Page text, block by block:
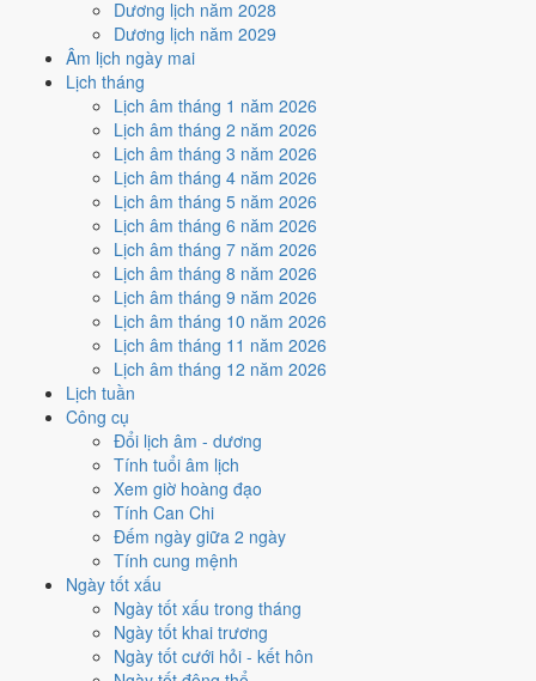
Dương lịch năm 2028
Dương lịch năm 2029
Âm lịch ngày mai
Lịch tháng
Lịch âm tháng 1 năm 2026
Lịch âm tháng 2 năm 2026
Lịch âm tháng 3 năm 2026
Lịch âm tháng 4 năm 2026
Lịch âm tháng 5 năm 2026
Lịch âm tháng 6 năm 2026
Lịch âm tháng 7 năm 2026
Lịch âm tháng 8 năm 2026
Lịch âm tháng 9 năm 2026
Lịch âm tháng 10 năm 2026
Lịch âm tháng 11 năm 2026
Lịch âm tháng 12 năm 2026
Lịch tuần
Công cụ
Đổi lịch âm - dương
Tính tuổi âm lịch
Xem giờ hoàng đạo
Tính Can Chi
Đếm ngày giữa 2 ngày
Tính cung mệnh
Ngày tốt xấu
Ngày tốt xấu trong tháng
Ngày tốt khai trương
Ngày tốt cưới hỏi - kết hôn
Động thổ - khởi công hôm nay ở
Trực Thành và Ngày Hoàng Đạo
Cách tính ngày tốt
Nhập trạch - vào nhà mới
Rất tốt
Nhập trạch - vào nhà mới hôm nay ở
Trực Thành và Ngày Hoàng Đạo
Cách tính ngày tốt
Mua xe - tậu xe
Rất tốt
Mua xe - tậu xe hôm nay ởmức rất tốt (9/10)
Thành và Ngày Hoàng Đạo.
Cách tính ngày tốt
Xuất hành - đi xa
9
/10Rất tốt
Xuất hành - đi xa hôm nay ở
Thành và Ngày Hoàng Đạo
Cách tính ngày tốt
Tìm hiểu cách chấm:Trực Thành nghĩa là gì
phân biệt Hoàng Đạo - Hắc Đạo ·Can Chi và Ngũ hành ngày
Điểm số tổng hợp từ Trực, Sao 28 Tú và Hoàng Đạo - Hắc Đạo.
sánh cả tháng
Nếu ngày 21/8/1969 không hợp